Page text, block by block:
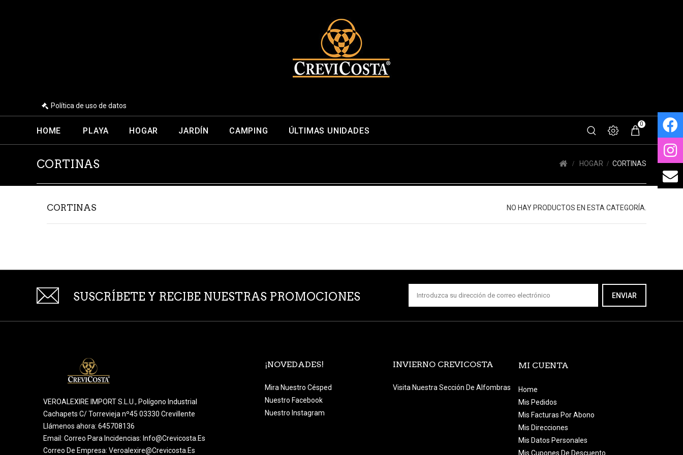
Política de uso de datos
HOME PLAYA HOGAR JARDÍN CAMPING ÚLTIMAS UNIDADES
0
CORTINAS HOGAR CORTINAS
CORTINAS NO HAY PRODUCTOS EN ESTA CATEGORÍA.
SUSCRÍBETE Y RECIBE NUESTRAS PROMOCIONES ENVIAR
MI CUENTA
Home
Mis Pedidos
Mis Facturas Por Abono
Mis Direcciones
Mis Datos Personales
Mis Cupones De Descuento
INVIERNO CREVICOSTA
Visita Nuestra Sección De Alfombras
¡NOVEDADES!
Mira Nuestro Césped
Nuestro Facebook
Nuestro Instagram
VEROALEXIRE IMPORT S.L.U., Polígono Industrial
Cachapets C/ Torrevieja nº45 03330 Crevillente
Llámenos ahora: 645708136
Email: Correo Para Incidencias: Info@crevicosta.es
Correo De Empresa: Veroalexire@crevicosta.es